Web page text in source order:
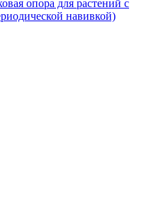
опора для растений с
навивкой)